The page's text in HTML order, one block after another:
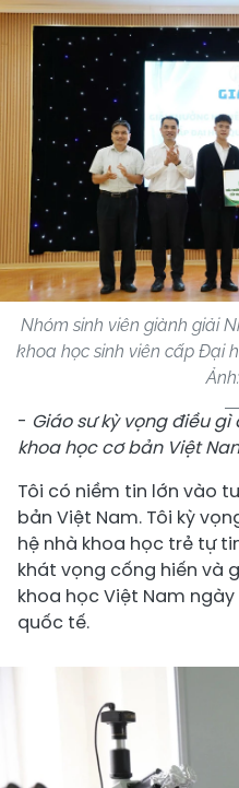
Nhóm sinh viên giành giải
khoa học sinh viên cấp Đại
- Giáo sư kỳ vọng điều
khoa học cơ bản Việt
Tôi có niềm tin lớn vào
bản Việt Nam. Tôi kỳ
hệ nhà khoa học trẻ tự
khát vọng cống hiến và
khoa học Việt Nam
quốc tế.